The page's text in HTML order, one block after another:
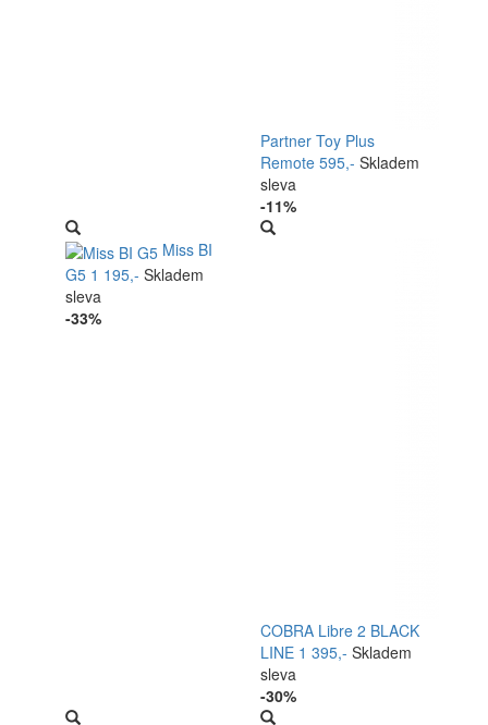
Partner Toy Plus
Remote 595,- Skladem
sleva
-11%
Miss BI
G5 1 195,- Skladem
sleva
-33%
COBRA Libre 2 BLACK
LINE 1 395,- Skladem
sleva
-30%